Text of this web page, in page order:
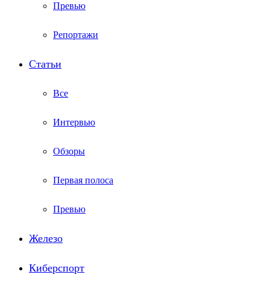
Превью
Репортажи
Статьи
Все
Интервью
Обзоры
Первая полоса
Превью
Железо
Киберспорт